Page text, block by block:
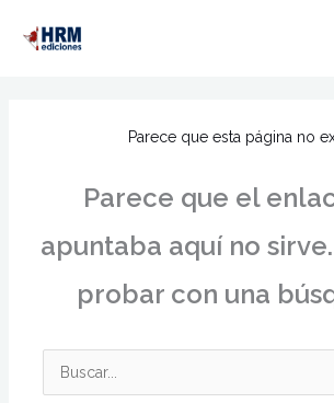
Parece que esta página no
Parece que el
apuntaba aquí no
probar con una
Buscar